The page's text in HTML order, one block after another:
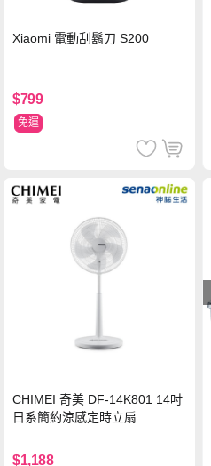
Xiaomi 電動刮鬍刀 S200
$799
免運
CHIMEI 奇美 DF-14K801 14吋
日系簡約涼感定時立扇
$1,188